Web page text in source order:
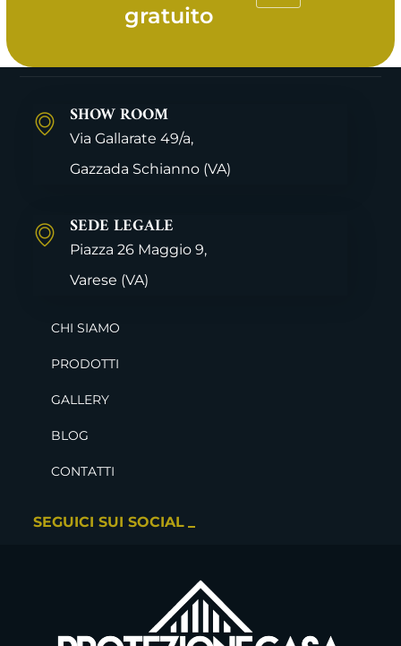
gratuito
SHOW ROOM
Via Gallarate 49/a,
Gazzada Schianno (VA)
SEDE LEGALE
Piazza 26 Maggio 9,
Varese (VA)
CHI SIAMO
PRODOTTI
GALLERY
BLOG
CONTATTI
SEGUICI SUI SOCIAL